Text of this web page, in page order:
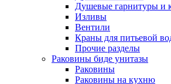
Душевые гарнитуры и
Изливы
Вентили
Краны для питьевой
Прочие разделы
Раковины биде унитазы
Раковины
Раковины на кухню